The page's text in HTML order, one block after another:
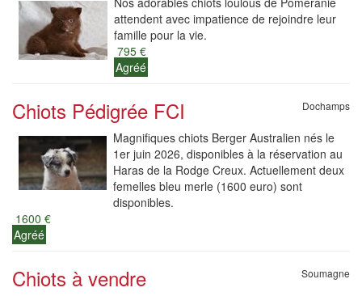
attendent avec impatience de rejoindre leur
famille pour la vie.
795 €
Agréé
Chiots Pédigrée FCI Dochamps
Magnifiques chiots Berger Australien nés le
1er juin 2026, disponibles à la réservation au
Haras de la Rodge Creux. Actuellement deux
femelles bleu merle (1600 euro) sont
disponibles.
1600 €
Agréé
Chiots à vendre Soumagne